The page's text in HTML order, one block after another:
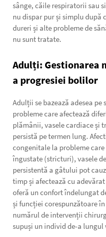
sânge, căile respiratorii sau
nu dispar pur și simplu după
dureri și alte probleme de
nu sunt tratate.
Adulți: Gestionarea
a progresiei bolilor
Adulții se bazează adesea
probleme care afectează
plămânii, vasele cardiace și
persistă pe termen lung.
congenitale la probleme
îngustate (stricturi), vasele
persistentă a gâtului pot
timp și afectează cu
oferă un confort îndelungat
și funcției corespunzătoare
numărul de intervenții
supuși un individ de-a lungul